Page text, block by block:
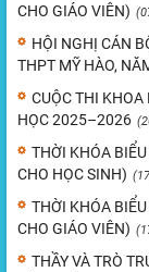
CHO GIÁO VIÊN)
HỘI NGHỊ CÁN
THPT MỸ HÀO,
CUỘC THI KHOA
HỌC 2025–2026
THỜI KHÓA
CHO HỌC SINH)
THỜI KHÓA
CHO GIÁO VIÊN)
THẦY VÀ TRÒ